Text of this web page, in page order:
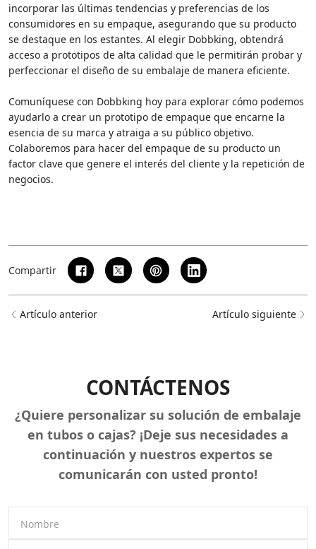
incorporar las últimas tendencias y preferencias de los
consumidores en su empaque, asegurando que su producto
se destaque en los estantes. Al elegir Dobbking, obtendrá
acceso a prototipos de alta calidad que le permitirán probar y
perfeccionar el diseño de su embalaje de manera eficiente.
Comuníquese con Dobbking hoy para explorar cómo podemos
ayudarlo a crear un prototipo de empaque que encarne la
esencia de su marca y atraiga a su público objetivo.
Colaboremos para hacer del empaque de su producto un
factor clave que genere el interés del cliente y la repetición de
negocios.
Compartir
Artículo anterior Artículo siguiente
CONTÁCTENOS
¿Quiere personalizar su solución de embalaje
en tubos o cajas? ¡Deje sus necesidades a
continuación y nuestros expertos se
comunicarán con usted pronto!
Nombre